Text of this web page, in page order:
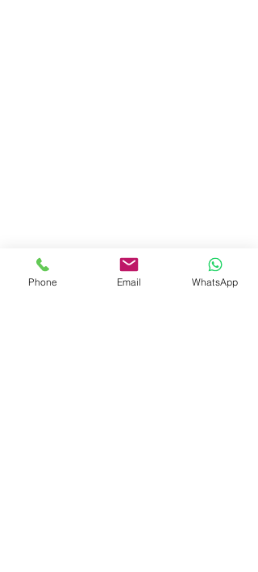
Phone Email WhatsApp